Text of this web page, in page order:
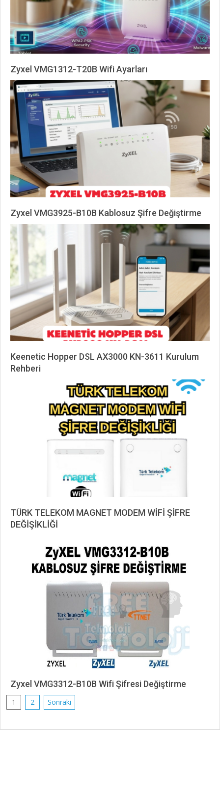
Zyxel VMG1312-T20B Wifi Ayarları
2026-
06-
01
Zyxel VMG3925-B10B Kablosuz Şifre Değiştirme
2026-
05-
12
Keenetic Hopper DSL AX3000 KN-3611 Kurulum
Rehberi
TÜRK TELEKOM MAGNET MODEM WİFİ ŞİFRE
DEĞİŞİKLİĞİ
Zyxel VMG3312-B10B Wifi Şifresi Değiştirme
2020-
11-
Yazı
1 2 Sonraki